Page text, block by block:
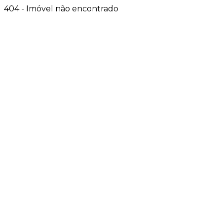
404 - Imóvel não encontrado